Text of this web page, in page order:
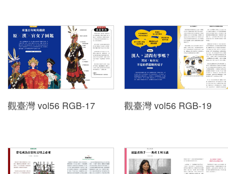
Pilipino
អក្ខរក្រម
ខេមរភាសា
Bahasa
Melayu
Bahasa
Indonesia
觀臺灣 vol56 RGB-17 觀臺灣 vol56 RGB-19